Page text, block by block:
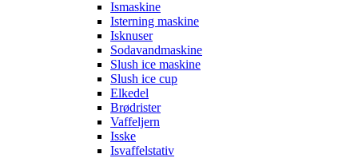
Ismaskine
Isterning maskine
Isknuser
Sodavandmaskine
Slush ice maskine
Slush ice cup
Elkedel
Brødrister
Vaffeljern
Isske
Isvaffelstativ